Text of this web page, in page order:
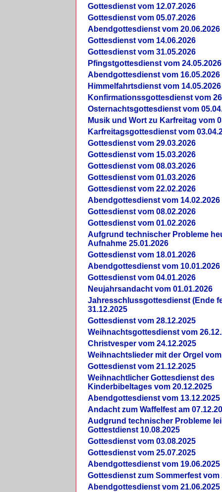
Gottesdienst vom 12.07.2026
Gottesdienst vom 05.07.2026
Abendgottesdienst vom 20.06.2026
Gottesdienst vom 14.06.2026
Gottesdienst vom 31.05.2026
Pfingstgottesdienst vom 24.05.2026
Abendgottesdienst vom 16.05.2026
Himmelfahrtsdienst vom 14.05.2026
Konfirmationssgottesdienst vom
Osternachtsgottesdienst vom
Musik und Wort zu Karfreitag vom
Karfreitagsgottesdienst vom
Gottesdienst vom 29.03.2026
Gottesdienst vom 15.03.2026
Gottesdienst vom 08.03.2026
Gottesdienst vom 01.03.2026
Gottesdienst vom 22.02.2026
Abendgottesdienst vom 14.02.2026
Gottesdienst vom 08.02.2026
Gottesdienst vom 01.02.2026
Aufgrund technischer Probleme
Aufnahme 25.01.2026
Gottesdienst vom 18.01.2026
Abendgottesdienst vom 10.01.2026
Gottesdienst vom 04.01.2026
Neujahrsandacht vom 01.01.2026
Jahresschlussgottesdienst (Ende
31.12.2025
Gottesdienst vom 28.12.2025
Weihnachtsgottesdienst vom
Christvesper vom 24.12.2025
Weihnachtslieder mit der Orgel vom
Gottesdienst vom 21.12.2025
Weihnachtlicher Gottesdienst des
Kinderbibeltages vom 20.12.2025
Abendgottesdienst vom 13.12.2025
Andacht zum Waffelfest am
Audgrund technischer Probleme
Gottestdienst 10.08.2025
Gottesdienst vom 03.08.2025
Gottesdienst vom 25.07.2025
Abendgottesdienst vom 19.06.2025
Gottesdienst zum Sommerfest vom
Abendgottesdienst vom 21.06.2025